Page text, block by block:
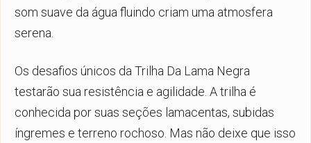
som suave da água fluindo criam uma atmosfera
serena.
Os desafios únicos da Trilha Da Lama Negra
testarão sua resistência e agilidade. A trilha é
conhecida por suas seções lamacentas, subidas
íngremes e terreno rochoso. Mas não deixe que isso